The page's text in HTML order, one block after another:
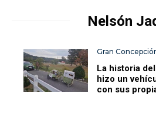
Nelsón
Gran
La historia
hizo un
con sus